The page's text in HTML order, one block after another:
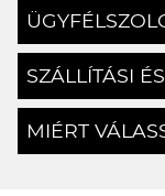
SZÁLLÍTÁSI
MIÉRT